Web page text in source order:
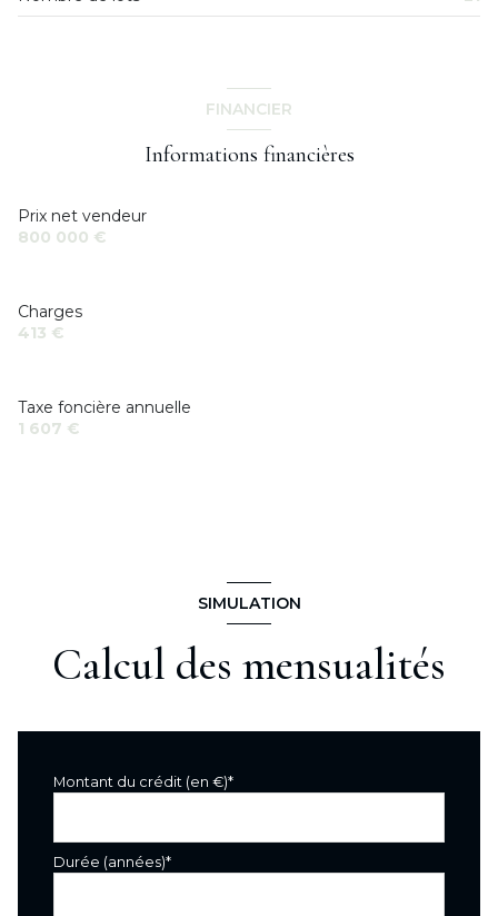
FINANCIER
Informations financières
Prix net vendeur
800 000 €
Charges
413 €
Taxe foncière annuelle
1 607 €
SIMULATION
Calcul des mensualités
Montant du crédit (en €)*
Durée (années)*